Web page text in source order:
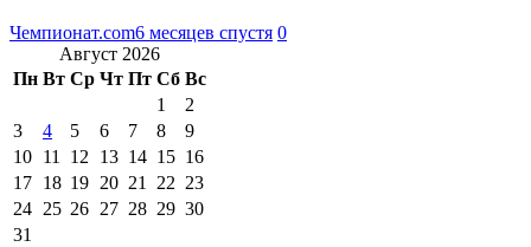
Чемпионат.com6 месяцев спустя 0
Август 2026
Пн Вт Ср Чт Пт Сб Вс
1
2
3
4 5 6 7 8
9
10 11 12 13 14 15 16
17 18 19 20 21 22 23
24 25 26 27 28 29 30
31